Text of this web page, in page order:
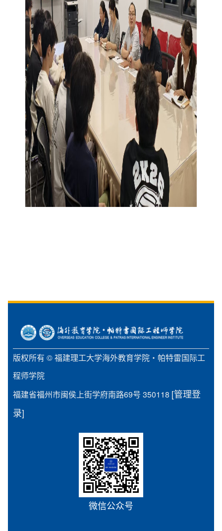
版权所有 © 福建理工大学海外教育学院・帕特雷国际工
程师学院
福建省福州市闽侯上街学府南路69号 350118 [管理登
录]
微信公众号